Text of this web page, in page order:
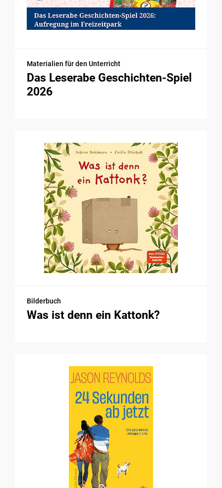
Materialien für den Unterricht
Das Leserabe Geschichten-Spiel
2026
Bilderbuch
Was ist denn ein Kattonk?